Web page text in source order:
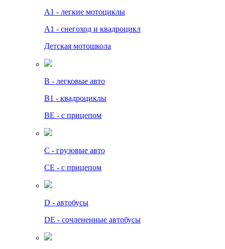
A1 - легкие мотоциклы
A1 - снегоход и квадроцикл
Детская мотошкола
B - легковые авто
В1 - квадроциклы
BE - с прицепом
C - грузовые авто
СЕ - с прицепом
D - автобусы
DE - сочлененные автобусы